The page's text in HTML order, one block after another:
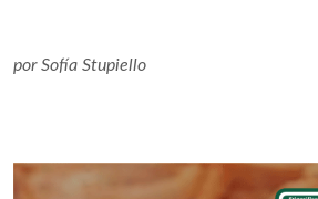
porSofía Stupiello